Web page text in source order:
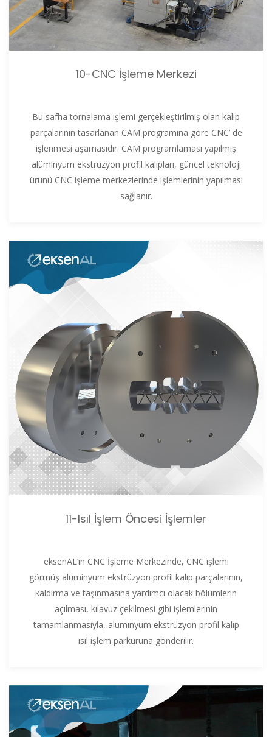
10-CNC İşleme Merkezi
Bu safha tornalama işlemi gerçekleştirilmiş olan kalıp
parçalarının tasarlanan CAM programına göre CNC’ de
işlenmesi aşamasıdır. CAM programlaması yapılmış
alüminyum ekstrüzyon profil kalıpları, güncel teknoloji
ürünü CNC işleme merkezlerinde işlemlerinin yapılması
sağlanır.
11-Isıl İşlem Öncesi İşlemler
eksenAL’ın CNC İşleme Merkezinde, CNC işlemi
görmüş alüminyum ekstrüzyon profil kalıp parçalarının,
kaldırma ve taşınmasına yardımcı olacak bölümlerin
açılması, kılavuz çekilmesi gibi işlemlerinin
tamamlanmasıyla, alüminyum ekstrüzyon profil kalıp
ısıl işlem parkuruna gönderilir.